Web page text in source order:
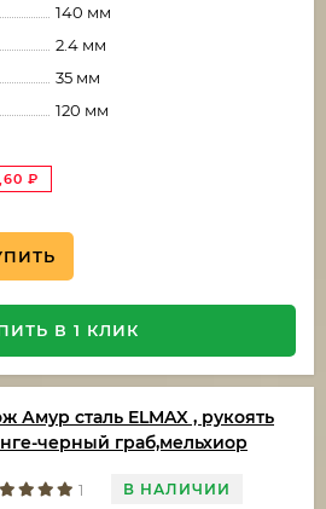
140 мм
2.4 мм
35 мм
120 мм
₽
В 1 КЛИК
Амур сталь ELMAX , рукоять
черный граб,мельхиор
1
В НАЛИЧИИ